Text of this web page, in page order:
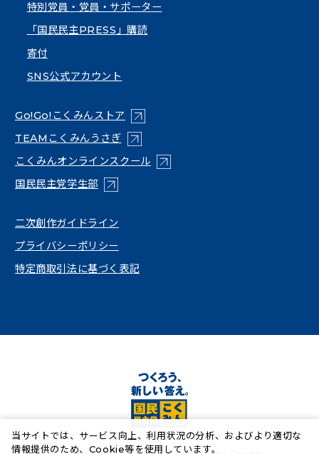
特別党員・党員・サポーター
「国民民主PRESS」購読
寄付
SNS公式アカウント
Go!Go!こくみんストア （新しいタブで開く）
TEAMこくみんうさぎ（新しいタブで開く）
こくみんオンラインスクール（新しいタブで開く）
国民民主党学生部（新しいタブで開く）
二次創作ガイドライン
プライバシーポリシー
特定商取引法に基づく表記
当サイトでは、サービス向上、利用状況の分析、およびより適切な
情報提供のため、Cookie等を使用しています。